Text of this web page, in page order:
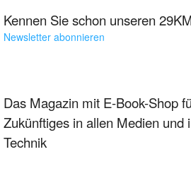
Kennen Sie schon unseren
Newsletter abonnieren
Das Magazin mit E-Book-Shop
Zukünftiges in allen Medien und
Technik